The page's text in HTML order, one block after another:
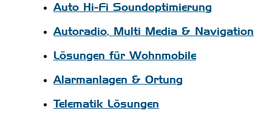
Auto Hi-Fi Soundoptimierung
Autoradio, Multi Media & Navigation
Lösungen für Wohnmobile
Alarmanlagen & Ortung
Telematik Lösungen